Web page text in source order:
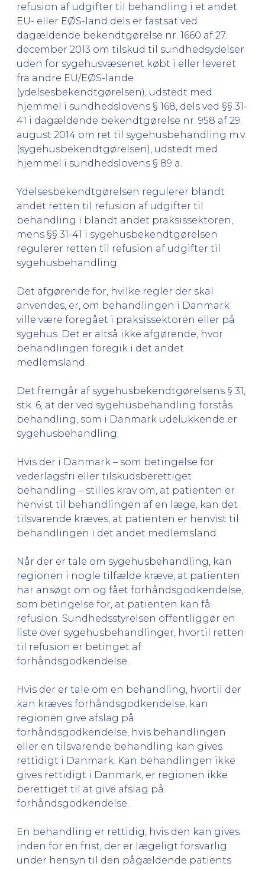
refusion af udgifter til behandling i et andet
EU- eller EØS-land dels er fastsat ved
dagældende bekendtgørelse nr. 1660 af 27.
december 2013 om tilskud til sundhedsydelser
uden for sygehusvæsenet købt i eller leveret
fra andre EU/EØS-lande
(ydelsesbekendtgørelsen), udstedt med
hjemmel i sundhedslovens § 168, dels ved §§ 31-
41 i dagældende bekendtgørelse nr. 958 af 29.
august 2014 om ret til sygehusbehandling m.v.
(sygehusbekendtgørelsen), udstedt med
hjemmel i sundhedslovens § 89 a.
Ydelsesbekendtgørelsen regulerer blandt
andet retten til refusion af udgifter til
behandling i blandt andet praksissektoren,
mens §§ 31-41 i sygehusbekendtgørelsen
regulerer retten til refusion af udgifter til
sygehusbehandling.
Det afgørende for, hvilke regler der skal
anvendes, er, om behandlingen i Danmark
ville være foregået i praksissektoren eller på
sygehus. Det er altså ikke afgørende, hvor
behandlingen foregik i det andet
medlemsland.
Det fremgår af sygehusbekendtgørelsens § 31,
stk. 6, at der ved sygehusbehandling forstås
behandling, som i Danmark udelukkende er
sygehusbehandling.
Hvis der i Danmark – som betingelse for
vederlagsfri eller tilskudsberettiget
behandling – stilles krav om, at patienten er
henvist til behandlingen af en læge, kan det
tilsvarende kræves, at patienten er henvist til
behandlingen i det andet medlemsland.
Når der er tale om sygehusbehandling, kan
regionen i nogle tilfælde kræve, at patienten
har ansøgt om og fået forhåndsgodkendelse,
som betingelse for, at patienten kan få
refusion. Sundhedsstyrelsen offentliggør en
liste over sygehusbehandlinger, hvortil retten
til refusion er betinget af
forhåndsgodkendelse.
Hvis der er tale om en behandling, hvortil der
kan kræves forhåndsgodkendelse, kan
regionen give afslag på
forhåndsgodkendelse, hvis behandlingen
eller en tilsvarende behandling kan gives
rettidigt i Danmark. Kan behandlingen ikke
gives rettidigt i Danmark, er regionen ikke
berettiget til at give afslag på
forhåndsgodkendelse.
En behandling er rettidig, hvis den kan gives
inden for en frist, der er lægeligt forsvarlig
under hensyn til den pågældende patients